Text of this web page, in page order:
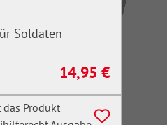
Soldaten -
Regulärer Preis:
14,95 €